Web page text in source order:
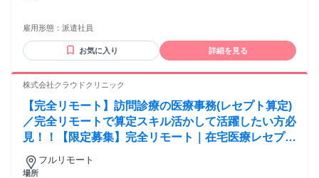
雇用形態： 派遣社員
お気に入り 詳細を見る
株式会社クラウドクリニック
【完全リモート】訪問診療の医療事務(レセプト算定)
／完全リモートで算定スキル活かして活躍したい方必
見！！【限定募集】完全リモート｜在宅医療レセプト
算定（成果報酬型／業務委託）
場所
フルリモート